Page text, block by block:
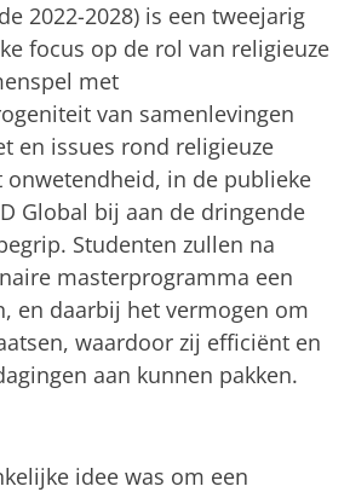
2022-2028) is een tweejarig
focus op de rol van religieuze
met
van samenlevingen
en issues rond religieuze
in de publieke
Global bij aan de dringende
Studenten zullen na
masterprogramma een
en daarbij het vermogen om
waardoor zij efficiënt en
aan kunnen pakken.
idee was om een